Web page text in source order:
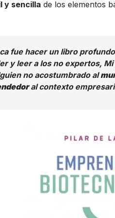
y sencilla de los elementos
fue hacer un libro
y leer a los no expertos,
no acostumbrado al
al contexto